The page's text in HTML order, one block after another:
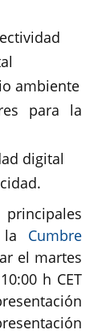
ambiente
para la
digital
la Cumbre
el martes
h CET